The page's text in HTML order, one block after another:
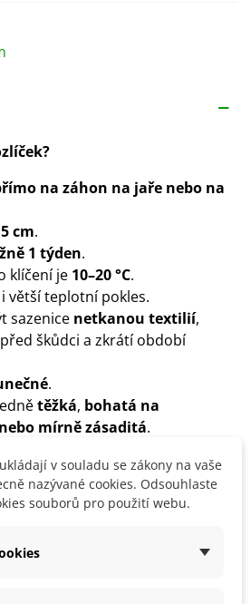
na záhon na jaře nebo na
cm.
1 týden.
klíčení je 10–20 °C.
větší teplotní pokles.
sazenice netkanou textilií,
škůdci a zkrátí období
.
těžká, bohatá na
mírně zásaditá.
zálivku.
v souladu se zákony na vaše
nazývané cookies. Odsouhlaste
souborů pro použití webu.